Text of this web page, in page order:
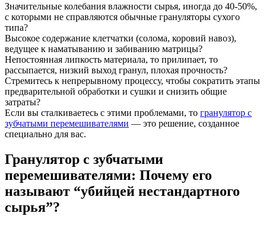
Значительные колебания влажности сырья, иногда до 40-50%,
с которыми не справляются обычные грануляторы сухого
типа?
Высокое содержание клетчатки (солома, коровий навоз),
ведущее к наматыванию и забиванию матрицы?
Непостоянная липкость материала, то прилипает, то
рассыпается, низкий выход гранул, плохая прочность?
Стремитесь к непрерывному процессу, чтобы сократить этапы
предварительной обработки и сушки и снизить общие
затраты?
Если вы сталкиваетесь с этими проблемами, то гранулятор с
зубчатыми перемешивателями — это решение, созданное
специально для вас.
Гранулятор с зубчатыми
перемешивателями: Почему его
называют “убийцей нестандартного
сырья”?